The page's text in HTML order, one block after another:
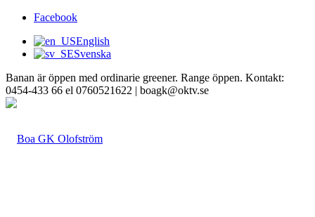
Facebook
English
Svenska
Banan är öppen med ordinarie greener. Range öppen. Kontakt:
0454-433 66 el 0760521622 | boagk@oktv.se